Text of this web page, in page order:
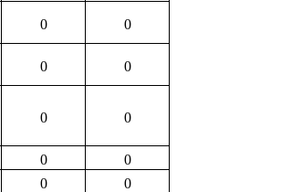
0 0
0 0
0 0
0
0
0
0